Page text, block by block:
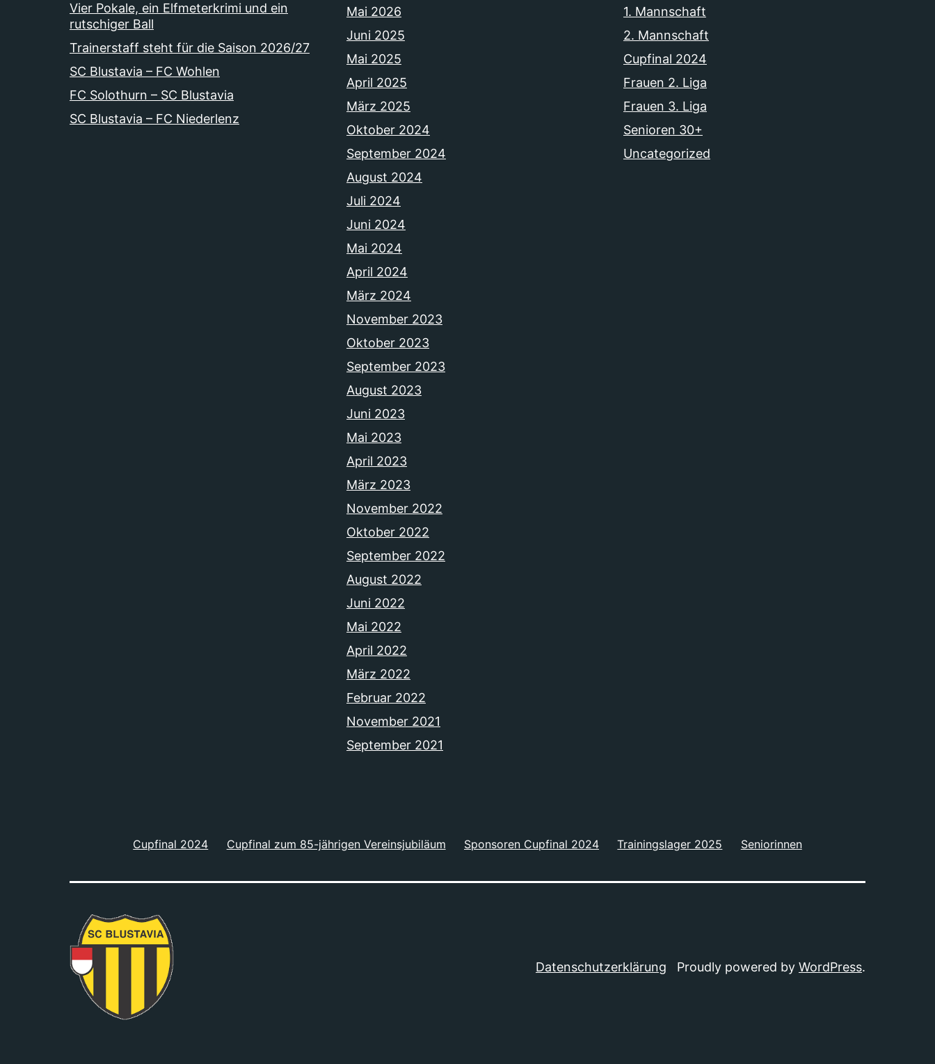
Vier Pokale, ein Elfmeterkrimi und ein
rutschiger Ball
Trainerstaff steht für die Saison 2026/27
SC Blustavia – FC Wohlen
FC Solothurn – SC Blustavia
SC Blustavia – FC Niederlenz
Mai 2026
Juni 2025
Mai 2025
April 2025
März 2025
Oktober 2024
September 2024
August 2024
Juli 2024
Juni 2024
Mai 2024
April 2024
März 2024
November 2023
Oktober 2023
September 2023
August 2023
Juni 2023
Mai 2023
April 2023
März 2023
November 2022
Oktober 2022
September 2022
August 2022
Juni 2022
Mai 2022
April 2022
März 2022
Februar 2022
November 2021
September 2021
1. Mannschaft
2. Mannschaft
Cupfinal 2024
Frauen 2. Liga
Frauen 3. Liga
Senioren 30+
Uncategorized
Cupfinal 2024 Cupfinal zum 85-jährigen Vereinsjubiläum Sponsoren Cupfinal 2024 Trainingslager 2025 Seniorinnen
Datenschutzerklärung Proudly powered by WordPress.